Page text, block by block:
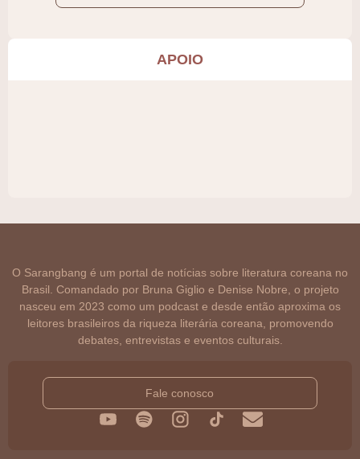
APOIO
O Sarangbang é um portal de notícias sobre literatura coreana no
Brasil. Comandado por Bruna Giglio e Denise Nobre, o projeto
nasceu em 2023 como um podcast e desde então aproxima os
leitores brasileiros da riqueza literária coreana, promovendo
debates, entrevistas e eventos culturais.
Fale conosco